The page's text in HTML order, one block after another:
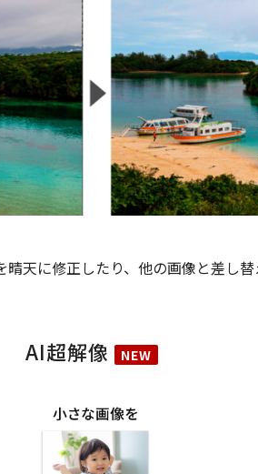
天に修正したり、他の画像と差し
AI超解像